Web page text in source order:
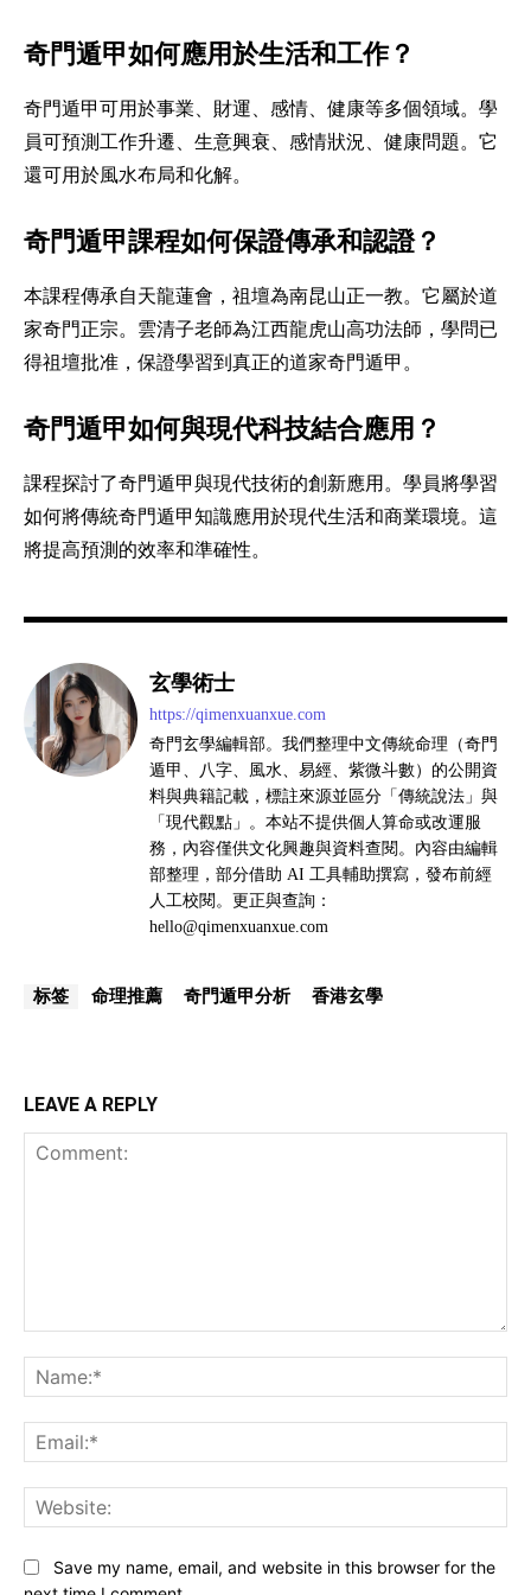
奇門遁甲如何應用於生活和工作？
奇門遁甲可用於事業、財運、感情、健康等多個領域。學
員可預測工作升遷、生意興衰、感情狀況、健康問題。它
還可用於風水布局和化解。
奇門遁甲課程如何保證傳承和認證？
本課程傳承自天龍蓮會，祖壇為南昆山正一教。它屬於道
家奇門正宗。雲清子老師為江西龍虎山高功法師，學問已
得祖壇批准，保證學習到真正的道家奇門遁甲。
奇門遁甲如何與現代科技結合應用？
課程探討了奇門遁甲與現代技術的創新應用。學員將學習
如何將傳統奇門遁甲知識應用於現代生活和商業環境。這
將提高預測的效率和準確性。
玄學術士
https://qimenxuanxue.com
奇門玄學編輯部。我們整理中文傳統命理（奇門
遁甲、八字、風水、易經、紫微斗數）的公開資
料與典籍記載，標註來源並區分「傳統說法」與
「現代觀點」。本站不提供個人算命或改運服
務，內容僅供文化興趣與資料查閱。內容由編輯
部整理，部分借助 AI 工具輔助撰寫，發布前經
人工校閱。更正與查詢：
hello@qimenxuanxue.com
标签 命理推薦 奇門遁甲分析 香港玄學
LEAVE A REPLY
Save my name, email, and website in this browser for the